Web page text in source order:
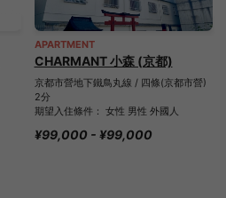
APARTMENT
CHARMANT 小森 (京都)
京都市營地下鐵鳥丸線 / 四條(京都市營)
2分
期望入住條件： 女性 男性 外國人
¥99,000 - ¥99,000